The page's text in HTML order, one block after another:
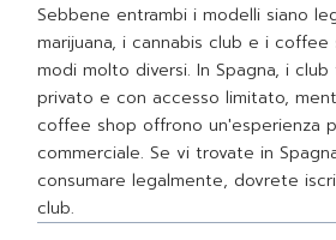
Sebbene entrambi i modelli siano
marijuana, i cannabis club e i
modi molto diversi. In Spagna, i
privato e con accesso limitato,
coffee shop offrono un'esperienza
commerciale. Se vi trovate in
consumare legalmente, dovrete
club.